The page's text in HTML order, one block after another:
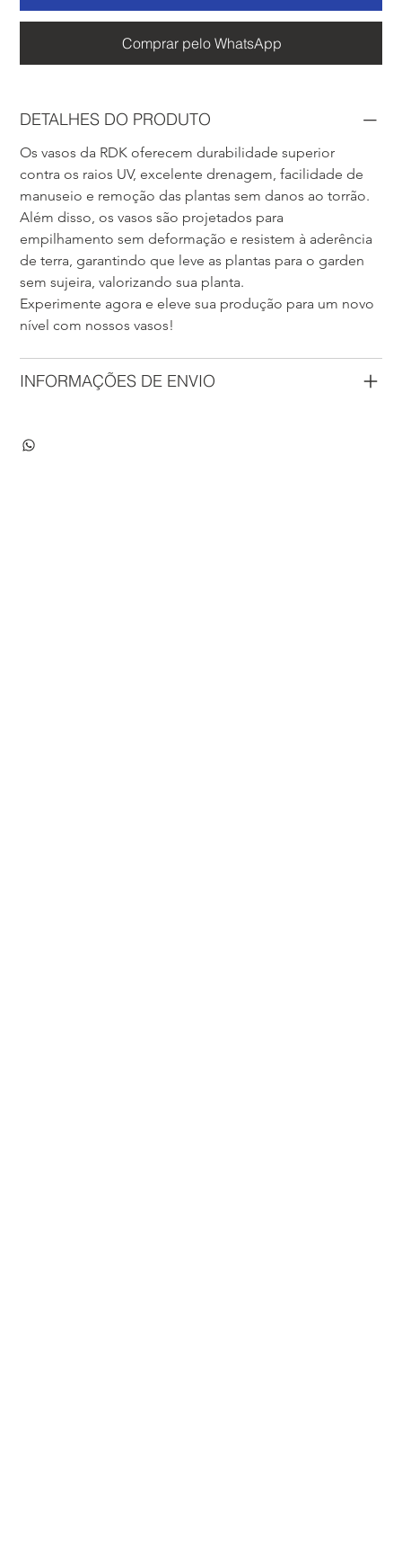
Comprar pelo WhatsApp
DETALHES DO PRODUTO
Os vasos da RDK oferecem durabilidade superior
contra os raios UV, excelente drenagem, facilidade de
manuseio e remoção das plantas sem danos ao torrão.
Além disso, os vasos são projetados para
empilhamento sem deformação e resistem à aderência
de terra, garantindo que leve as plantas para o garden
sem sujeira, valorizando sua planta.
Experimente agora e eleve sua produção para um novo
nível com nossos vasos!
INFORMAÇÕES DE ENVIO